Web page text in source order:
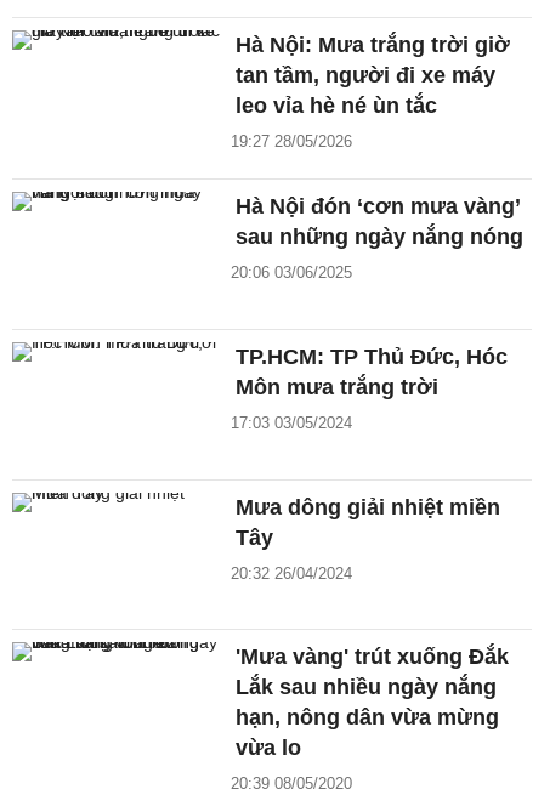
Hà Nội: Mưa trắng trời giờ
tan tầm, người đi xe máy
leo vỉa hè né ùn tắc
19:27 28/05/2026
Hà Nội đón ‘cơn mưa vàng’
sau những ngày nắng nóng
20:06 03/06/2025
TP.HCM: TP Thủ Đức, Hóc
Môn mưa trắng trời
17:03 03/05/2024
Mưa dông giải nhiệt miền
Tây
20:32 26/04/2024
'Mưa vàng' trút xuống Đắk
Lắk sau nhiều ngày nắng
hạn, nông dân vừa mừng
vừa lo
20:39 08/05/2020